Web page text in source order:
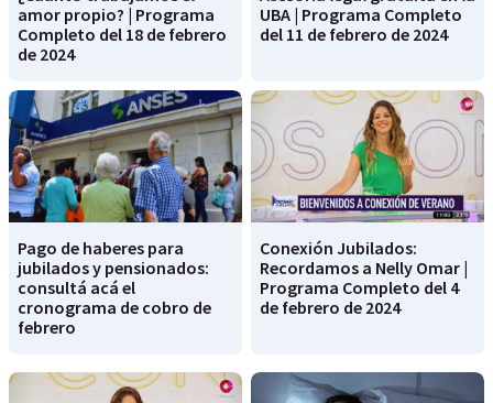
amor propio? | Programa
Completo del 18 de febrero
de 2024
UBA | Programa Completo
del 11 de febrero de 2024
Pago de haberes para
jubilados y pensionados:
consultá acá el
cronograma de cobro de
febrero
Conexión Jubilados:
Recordamos a Nelly Omar |
Programa Completo del 4
de febrero de 2024